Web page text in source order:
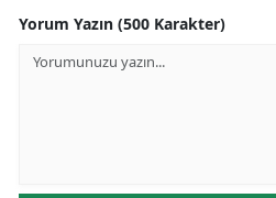
Yorum Yazın (500 Karakter)